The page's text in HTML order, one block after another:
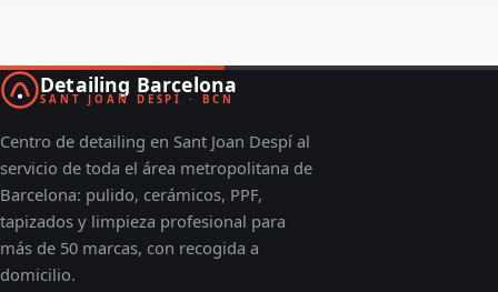
Detailing Barcelona
SANT JOAN DESPÍ · BCN
Centro de detailing en Sant Joan Despí al
servicio de toda el área metropolitana de
Barcelona: pulido, cerámicos, PPF,
tapizados y limpieza profesional para
más de 50 marcas, con recogida a
domicilio.